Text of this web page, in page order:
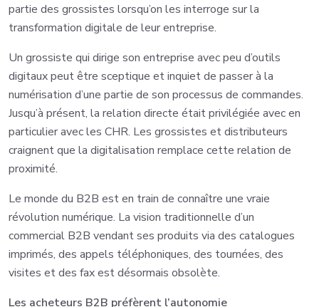
partie des grossistes lorsqu’on les interroge sur la
transformation digitale de leur entreprise.
Un grossiste qui dirige son entreprise avec peu d’outils
digitaux peut être sceptique et inquiet de passer à la
numérisation d’une partie de son processus de commandes.
Jusqu’à présent, la relation directe était privilégiée avec en
particulier avec les CHR. Les grossistes et distributeurs
craignent que la digitalisation remplace cette relation de
proximité.
Le monde du B2B est en train de connaître une vraie
révolution numérique. La vision traditionnelle d’un
commercial B2B vendant ses produits via des catalogues
imprimés, des appels téléphoniques, des tournées, des
visites et des fax est désormais obsolète.
Les acheteurs B2B préfèrent l’autonomie